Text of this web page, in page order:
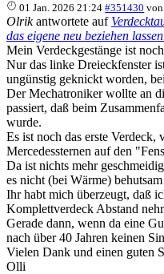
01 Jan. 2026 21:24 #351430
Olrikantwortete auf
das eigene neu beziehen
Mein Verdeckgestänge ist
Nur das linke Dreieckfenster
ungünstig geknickt worden,
Der Mechatroniker wollte an
passiert, daß beim
wurde.
Es ist noch das erste Verdeck,
Mercedessternen auf den
Da ist nichts mehr
es nicht (bei Wärme)
Ihr habt mich überzeugt, daß
Komplettverdeck Abstand
Gerade dann, wenn da eine
nach über 40 Jahren keinen
Vielen Dank und einen guten
Olli